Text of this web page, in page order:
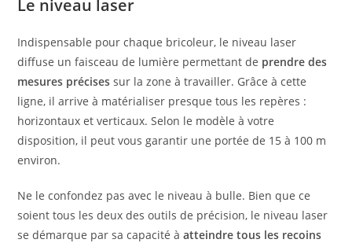
Le niveau laser
Indispensable pour chaque bricoleur, le niveau laser
diffuse un faisceau de lumière permettant de prendre des
mesures précises sur la zone à travailler. Grâce à cette
ligne, il arrive à matérialiser presque tous les repères :
horizontaux et verticaux. Selon le modèle à votre
disposition, il peut vous garantir une portée de 15 à 100 m
environ.
Ne le confondez pas avec le niveau à bulle. Bien que ce
soient tous les deux des outils de précision, le niveau laser
se démarque par sa capacité àatteindre tous les recoins